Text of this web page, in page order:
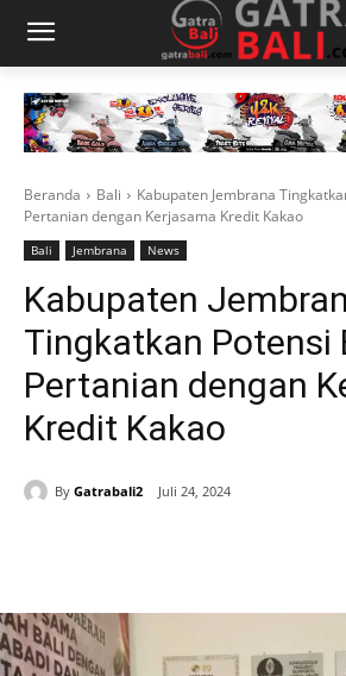
Beranda Bali
Kabupaten Jembrana
Pertanian dengan Kerjasama Kredit Kakao
Bali Jembrana News
Kabupaten
Tingkatkan Potensi
Pertanian dengan
Kredit Kakao
By Gatrabali2 Juli 24, 2024